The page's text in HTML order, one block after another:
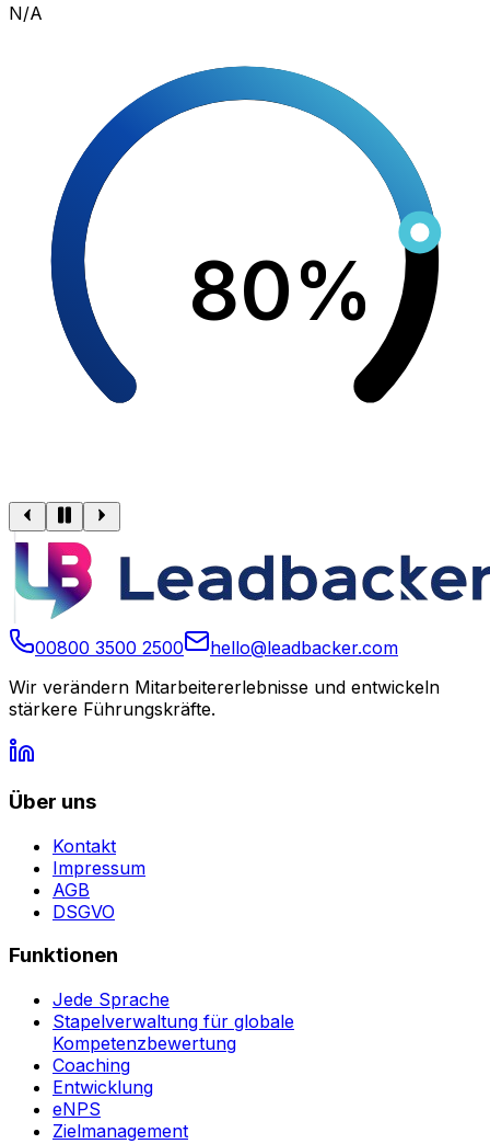
N/A
80%
00800 3500 2500
hello@leadbacker.com
Wir verändern Mitarbeitererlebnisse und entwickeln
stärkere Führungskräfte.
Über uns
Kontakt
Impressum
AGB
DSGVO
Funktionen
Jede Sprache
Stapelverwaltung für globale
Kompetenzbewertung
Coaching
Entwicklung
eNPS
Zielmanagement